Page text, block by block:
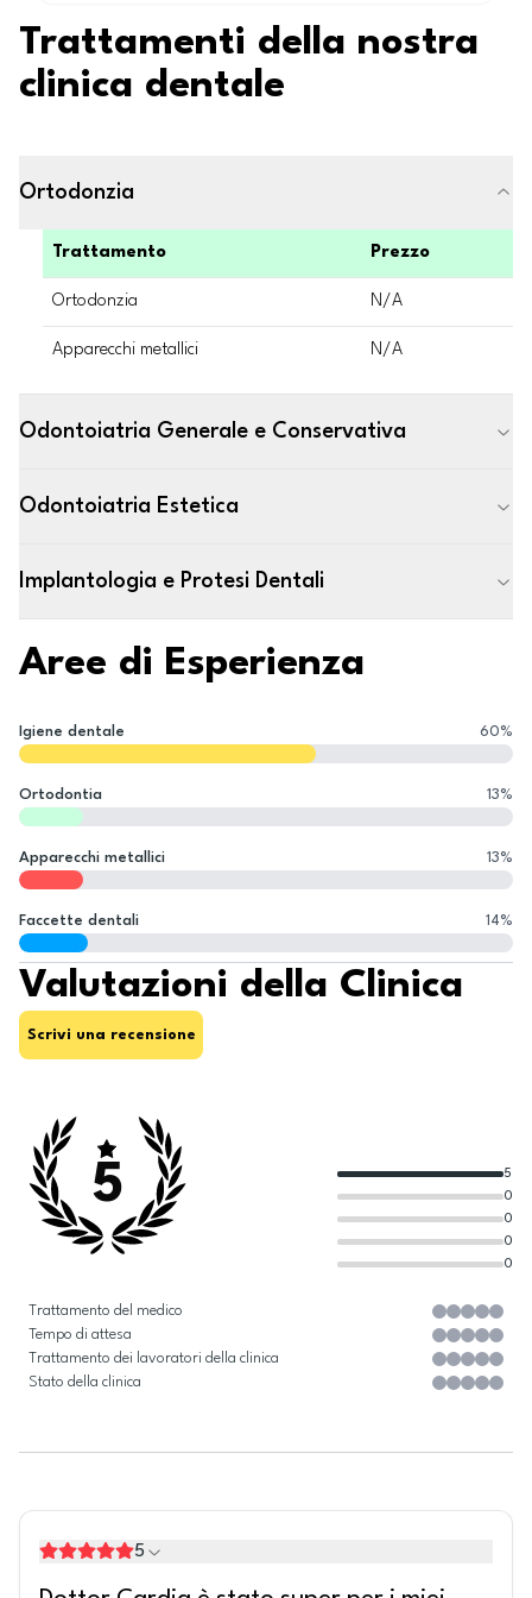
Trattamenti della nostra
clinica dentale
Ortodonzia
Trattamento Prezzo
Ortodonzia N/A
Apparecchi metallici N/A
Odontoiatria Generale e Conservativa
Odontoiatria Estetica
Implantologia e Protesi Dentali
Aree di Esperienza
Igiene dentale 60%
Ortodontia 13%
Apparecchi metallici 13%
Faccette dentali 14%
Valutazioni della Clinica
Scrivi una recensione
5
0
0
0
0
5
Trattamento del medico
Tempo di attesa
Trattamento dei lavoratori della clinica
Stato della clinica
5